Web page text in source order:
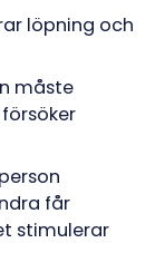
löpning och
måste
får
stimulerar